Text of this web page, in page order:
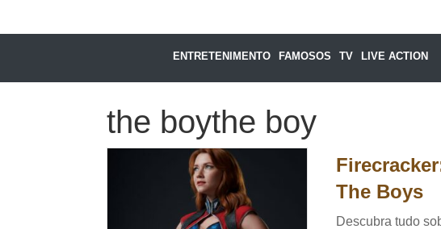
ENTRETENIMENTO FAMOSOS TV LIVE ACTION
the boythe boy
The Boys
Descubra tudo